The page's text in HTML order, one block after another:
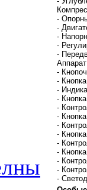
-
-
-
-
-
-
-
-
-
-
-
-
-
-
-
-
-
-